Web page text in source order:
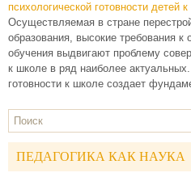
психологической готовности детей
Осуществляемая в стране
образования, высокие требования к
обучения выдвигают проблему
к школе в ряд наиболее
готовности к школе создает
ПЕДАГОГИКА КАК НАУКА